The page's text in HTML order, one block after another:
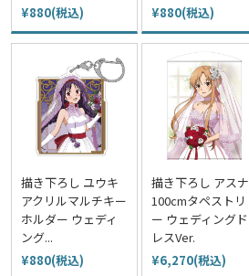
¥880(税込)
¥880(税込)
描き下ろし ユウキ
アクリルマルチキー
ホルダー ウェディ
ング...
¥880(税込)
描き下ろし アスナ
100cmタペストリ
ー ウェディングド
レスVer.
¥6,270(税込)